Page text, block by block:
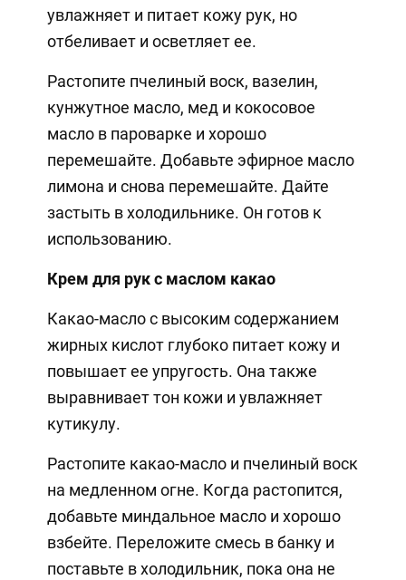
увлажняет и питает кожу рук, но
отбеливает и осветляет ее.
Растопите пчелиный воск, вазелин,
кунжутное масло, мед и кокосовое
масло в пароварке и хорошо
перемешайте. Добавьте эфирное масло
лимона и снова перемешайте. Дайте
застыть в холодильнике. Он готов к
использованию.
Крем для рук с маслом какао
Какао-масло с высоким содержанием
жирных кислот глубоко питает кожу и
повышает ее упругость. Она также
выравнивает тон кожи и увлажняет
кутикулу.
Растопите какао-масло и пчелиный воск
на медленном огне. Когда растопится,
добавьте миндальное масло и хорошо
взбейте. Переложите смесь в банку и
поставьте в холодильник, пока она не